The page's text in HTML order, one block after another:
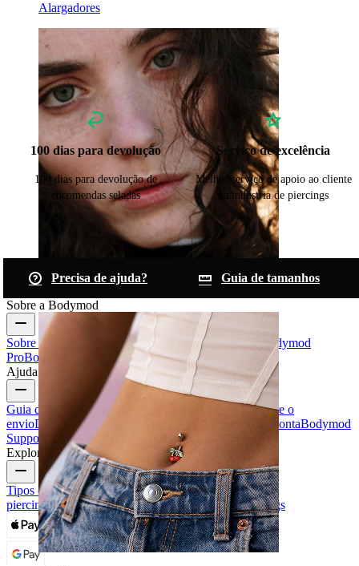
Alargadores
100 dias para devolução
100 dias para devolução de
encomendas seladas
Serviço de excelência
Melhor serviço de apoio ao cliente
na indústria de piercings
Precisa de ajuda?
Guia de tamanhos
Sobre a Bodymod
Sobre nós Termos e condições Contacte-nos Bodymod
ProBodymod CreatorsAvaliações Bodymod
Ajuda e informações
Guia de tamanhos Seguir encomenda
Informações sobre o
envioDevolução e cancelamento A minha contaBodymod
Support
Explore
Tipos de joias para piercingsMateriais das joias para
piercingsProblemas Comuns e Cuidados com Piercings